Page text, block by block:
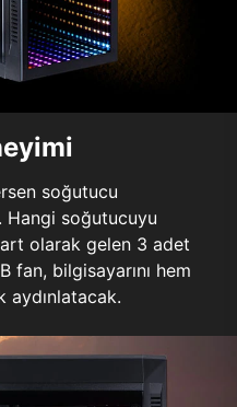
soğutucu
Hangi soğutucuyu
olarak gelen 3 adet
fan, bilgisayarını hem
aydınlatacak.